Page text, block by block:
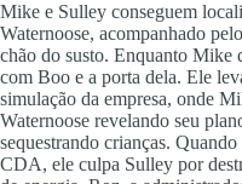
Mike e Sulley conseguem
Waternoose, acompanhado
chão do susto. Enquanto
com Boo e a porta dela. Ele
simulação da empresa, onde
Waternoose revelando seu
sequestrando crianças.
CDA, ele culpa Sulley por